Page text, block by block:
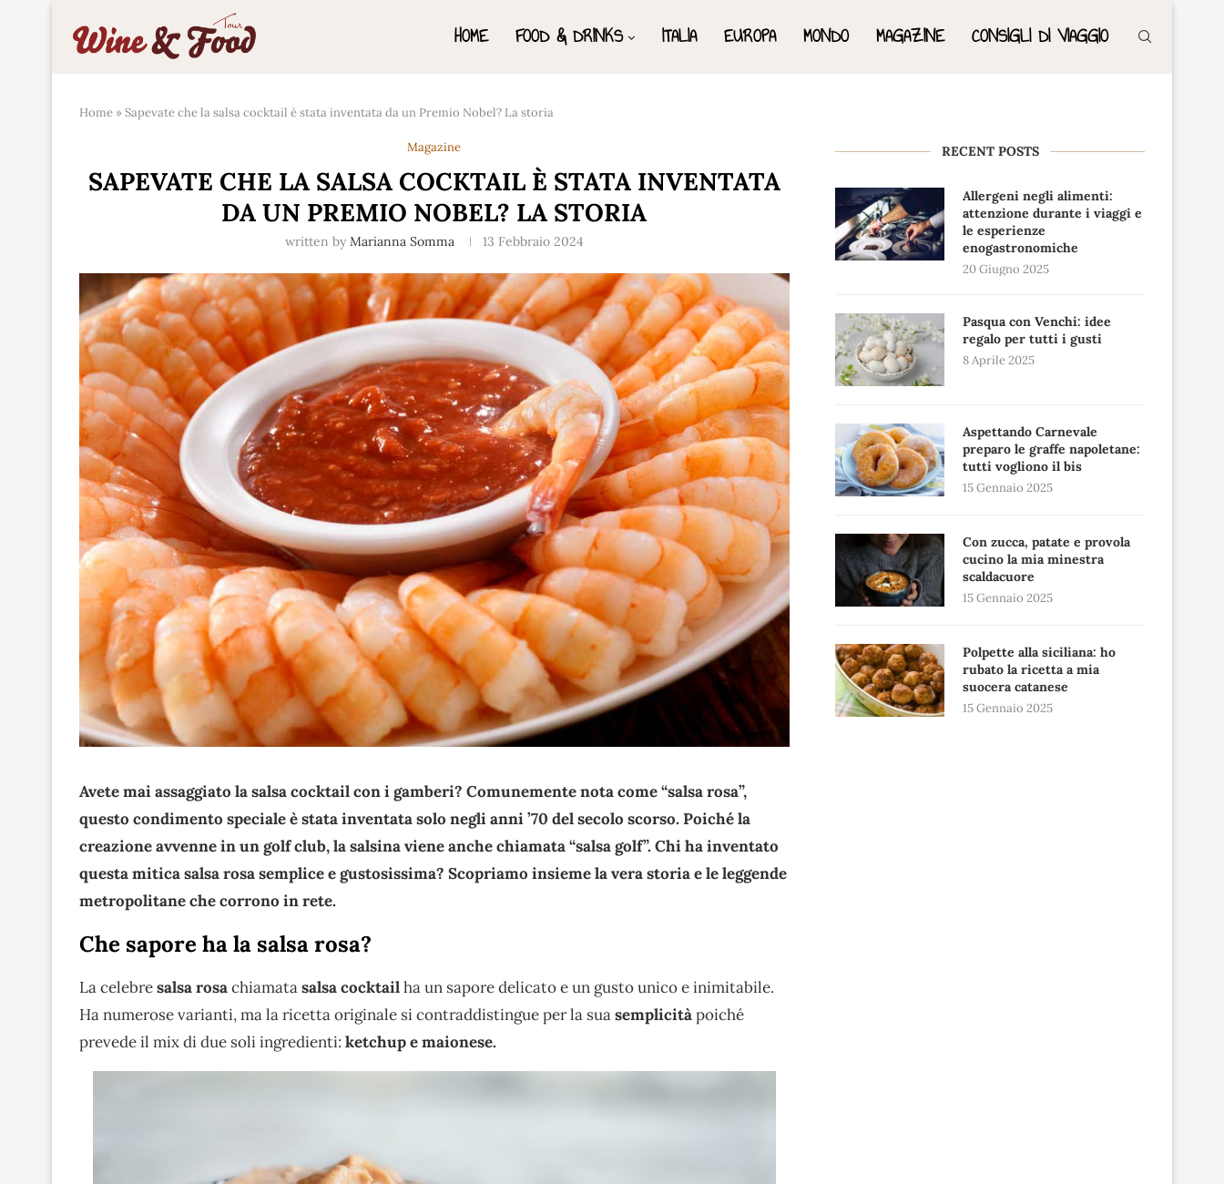
HOME FOOD & DRINKS ITALIA EUROPA MONDO MAGAZINE CONSIGLI DI VIAGGIO
Home »Sapevate che la salsa cocktail è stata inventata da un Premio Nobel? La storia
Magazine
SAPEVATE CHE LA SALSA COCKTAIL È STATA INVENTATA
DA UN PREMIO NOBEL? LA STORIA
written by Marianna Somma 13 Febbraio 2024
Avete mai assaggiato la salsa cocktail con i gamberi? Comunemente nota come “salsa rosa”,
questo condimento speciale è stata inventata solo negli anni ’70 del secolo scorso. Poiché la
creazione avvenne in un golf club, la salsina viene anche chiamata “salsa golf”. Chi ha inventato
questa mitica salsa rosa semplice e gustosissima? Scopriamo insieme la vera storia e le leggende
metropolitane che corrono in rete.
Che sapore ha la salsa rosa?
La celebresalsa rosachiamatasalsa cocktailha un sapore delicato e un gusto unico e inimitabile.
Ha numerose varianti, ma la ricetta originale si contraddistingue per la suasemplicitàpoiché
prevede il mix di due soli ingredienti: ketchup e maionese.
RECENT POSTS
Allergeni negli alimenti:
attenzione durante i viaggi e
le esperienze
enogastronomiche
20 Giugno 2025
Pasqua con Venchi: idee
regalo per tutti i gusti
8 Aprile 2025
Aspettando Carnevale
preparo le graffe napoletane:
tutti vogliono il bis
15 Gennaio 2025
Con zucca, patate e provola
cucino la mia minestra
scaldacuore
15 Gennaio 2025
Polpette alla siciliana: ho
rubato la ricetta a mia
suocera catanese
15 Gennaio 2025